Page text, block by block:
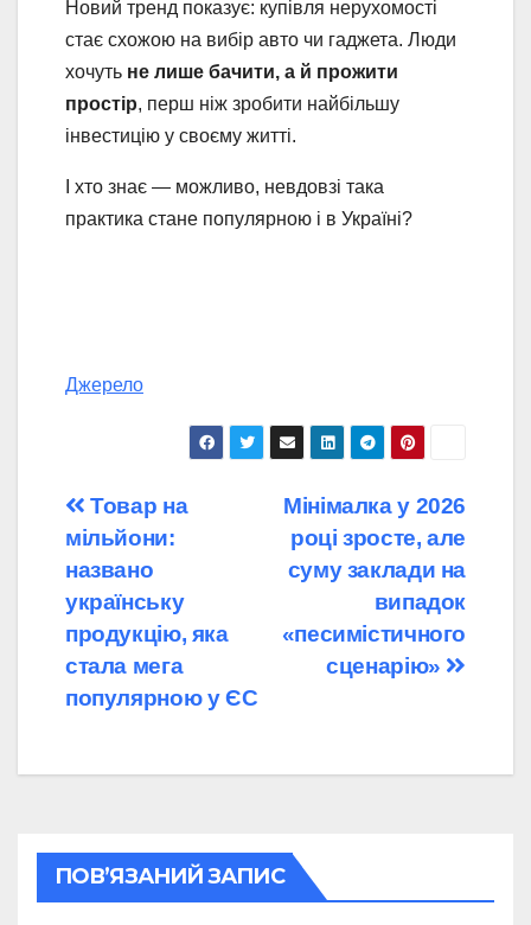
Новий тренд показує: купівля нерухомості
стає схожою на вибір авто чи гаджета. Люди
хочуть не лише бачити, а й прожити
простір, перш ніж зробити найбільшу
інвестицію у своєму житті.
І хто знає — можливо, невдовзі така
практика стане популярною і в Україні?
Джерело
Навігація
записів
Мінімалка у 2026
році зросте, але
суму заклади на
випадок
«песимістичного
сценарію»
Товар на
мільйони:
названо
українську
продукцію, яка
стала мега
популярною у ЄС
ПОВ’ЯЗАНИЙ ЗАПИС